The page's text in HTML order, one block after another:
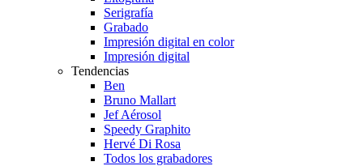
Serigrafía
Grabado
Impresión digital en color
Impresión digital
Tendencias
Ben
Bruno Mallart
Jef Aérosol
Speedy Graphito
Hervé Di Rosa
Todos los grabadores